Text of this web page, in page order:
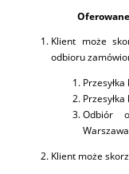
Klient może
odbioru
Odbiór
Klient może